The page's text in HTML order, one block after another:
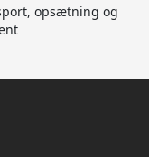
opsætning og